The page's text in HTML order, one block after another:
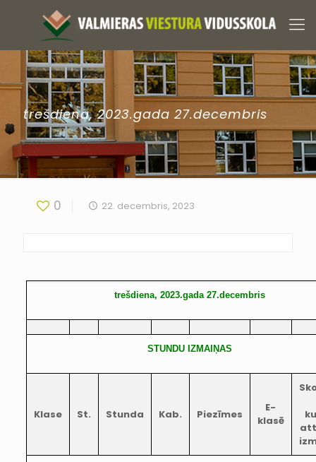
trešdiena, 2023.gada 27.decembris
0 22. decembris, 2023
trešdiena, 2023.gada 27.decembris
STUNDU IZMAIŅAS
Klase St. Stunda Kab. Piezīmes
E-
klasē